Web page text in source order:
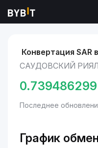
Рынки
Конвертация SAR
САУДОВСКИЙ РИЯЛ
Последнее
График